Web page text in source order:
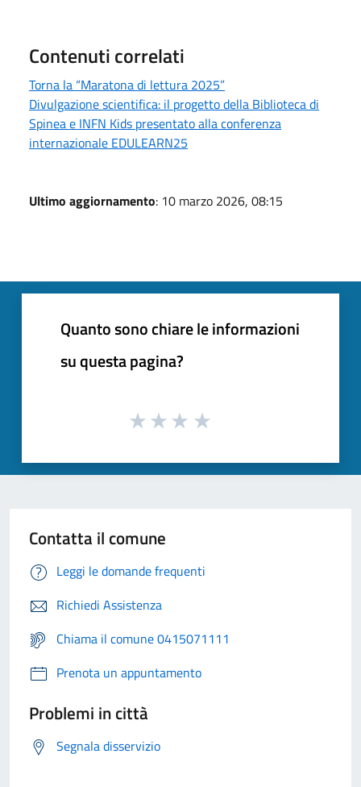
Contenuti correlati
Torna la “Maratona di lettura 2025”
Divulgazione scientifica: il progetto della Biblioteca di
Spinea e INFN Kids presentato alla conferenza
internazionale EDULEARN25
Ultimo aggiornamento: 10 marzo 2026, 08:15
Quanto sono chiare le informazioni
su questa pagina?
Contatta il comune
Leggi le domande frequenti
Richiedi Assistenza
Chiama il comune 0415071111
Prenota un appuntamento
Problemi in città
Segnala disservizio